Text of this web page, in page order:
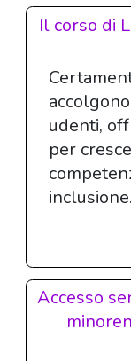
LIS
LIS
LIS
LIS &
Individual
LIS for
Questions
Need help?
Il corso di
udenti,
per
inclusione.
Accesso